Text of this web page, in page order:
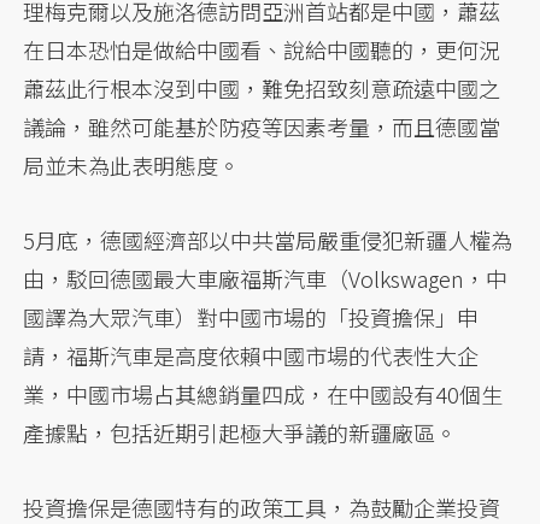
理梅克爾以及施洛德訪問亞洲首站都是中國，蕭茲
在日本恐怕是做給中國看、說給中國聽的，更何況
蕭茲此行根本沒到中國，難免招致刻意疏遠中國之
議論，雖然可能基於防疫等因素考量，而且德國當
局並未為此表明態度。
5月底，德國經濟部以中共當局嚴重侵犯新疆人權為
由，駁回德國最大車廠福斯汽車（Volkswagen，中
國譯為大眾汽車）對中國市場的「投資擔保」申
請，福斯汽車是高度依賴中國市場的代表性大企
業，中國市場占其總銷量四成，在中國設有40個生
產據點，包括近期引起極大爭議的新疆廠區。
投資擔保是德國特有的政策工具，為鼓勵企業投資